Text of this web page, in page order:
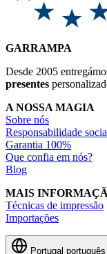
GARRAMPA
Desde 2005
presentes
A NOSSA MAGIA
Sobre nós
Responsabilidade
Garantia 100%
Que confia em nós?
Blog
MAIS
Técnicas de impressão
Importações
Portugal português